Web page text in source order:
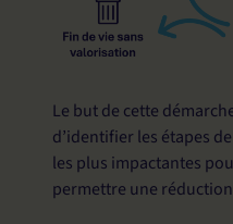
Le but de cette
d’identifier les étapes
les plus impactantes
permettre une